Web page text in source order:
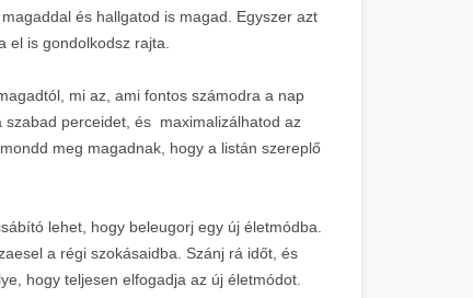
és hallgatod is magad. Egyszer azt
el is gondolkodsz rajta.
mi az, ami fontos számodra a nap
perceidet, és maximalizálhatod az
meg magadnak, hogy a listán szereplő
lehet, hogy beleugorj egy új életmódba.
a régi szokásaidba. Szánj rá időt, és
hogy teljesen elfogadja az új életmódot.